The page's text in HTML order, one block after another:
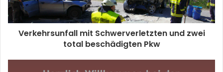
Verkehrsunfall mit Schwerverletzten und zwei
total beschädigten Pkw